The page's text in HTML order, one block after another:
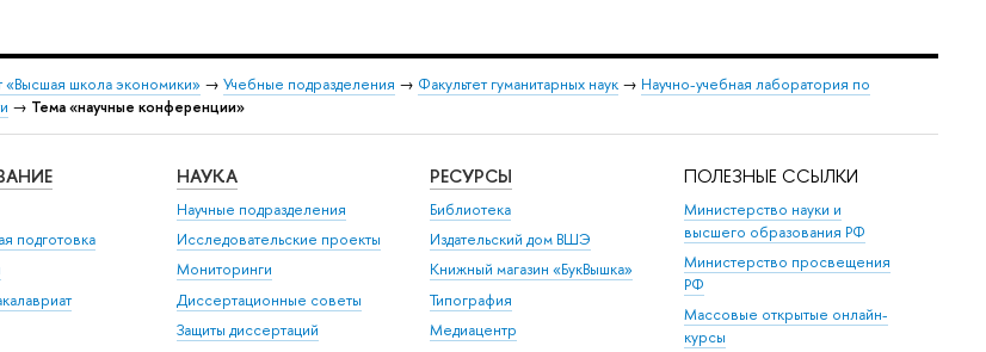
«Высшая школа экономики» → Учебные подразделения → Факультет гуманитарных наук → Научно-учебная лаборатория по
→ Тема «научные конференции»
подготовка
НАУКА
Научные подразделения
Исследовательские проекты
Мониторинги
Диссертационные советы
Защиты диссертаций
РЕСУРСЫ
Библиотека
Издательский дом ВШЭ
Книжный магазин «БукВышка»
Типография
Медиацентр
ПОЛЕЗНЫЕ ССЫЛКИ
Министерство науки и
высшего образования РФ
Министерство просвещения
РФ
Массовые открытые онлайн-
курсы